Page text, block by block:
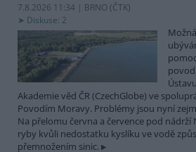
7.8.2026 11:34 | BRNO (ČTK)
Diskuse: 2
Akademie věd ČR (CzechGlobe) ve
Povodím Moravy. Problémy jsou nyní
Na přelomu června a července pod
ryby kvůli nedostatku kyslíku ve vodě
přemnožením sinic.